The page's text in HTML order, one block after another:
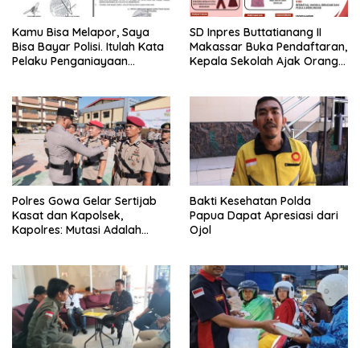
Kamu Bisa Melapor, Saya
Bisa Bayar Polisi. Itulah Kata
Pelaku Penganiayaan
Ini Belum Di Tangkap
SD Inpres Buttatianang II
Makassar Buka Pendaftaran,
Kepala Sekolah Ajak Orang
Polres Gowa Gelar Sertijab
Kasat dan Kapolsek,
Kapolres: Mutasi Adalah
Bakti Kesehatan Polda
Papua Dapat Apresiasi dari
Ojol